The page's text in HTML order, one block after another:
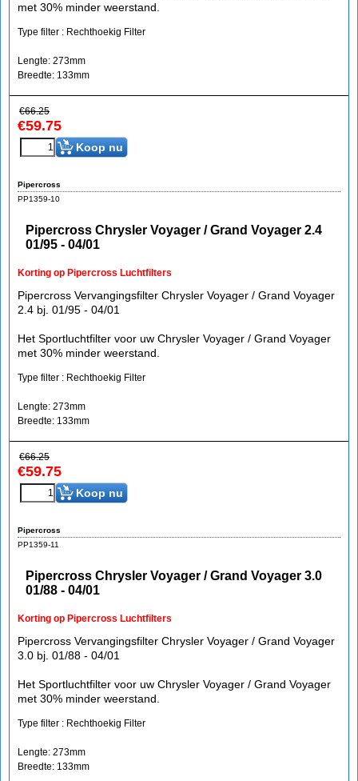
met 30% minder weerstand.
Type filter : Rechthoekig Filter
Lengte: 273mm
Breedte: 133mm
€66.25
€59.75
Koop nu
Pipercross
PP1359-10
Pipercross Chrysler Voyager / Grand Voyager 2.4
01/95 - 04/01
Korting op Pipercross Luchtfilters
Pipercross Vervangingsfilter Chrysler Voyager / Grand Voyager
2.4 bj. 01/95 - 04/01
Het Sportluchtfilter voor uw Chrysler Voyager / Grand Voyager
met 30% minder weerstand.
Type filter : Rechthoekig Filter
Lengte: 273mm
Breedte: 133mm
€66.25
€59.75
Koop nu
Pipercross
PP1359-11
Pipercross Chrysler Voyager / Grand Voyager 3.0
01/88 - 04/01
Korting op Pipercross Luchtfilters
Pipercross Vervangingsfilter Chrysler Voyager / Grand Voyager
3.0 bj. 01/88 - 04/01
Het Sportluchtfilter voor uw Chrysler Voyager / Grand Voyager
met 30% minder weerstand.
Type filter : Rechthoekig Filter
Lengte: 273mm
Breedte: 133mm